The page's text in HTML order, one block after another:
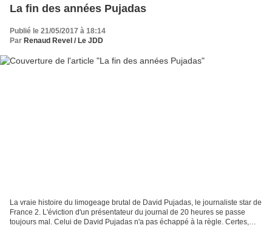
La fin des années Pujadas
Publié le 21/05/2017 à 18:14
Par Renaud Revel / Le JDD
La vraie histoire du limogeage brutal de David Pujadas, le journaliste star de
France 2. L'éviction d'un présentateur du journal de 20 heures se passe
toujours mal. Celui de David Pujadas n'a pas échappé à la règle. Certes,